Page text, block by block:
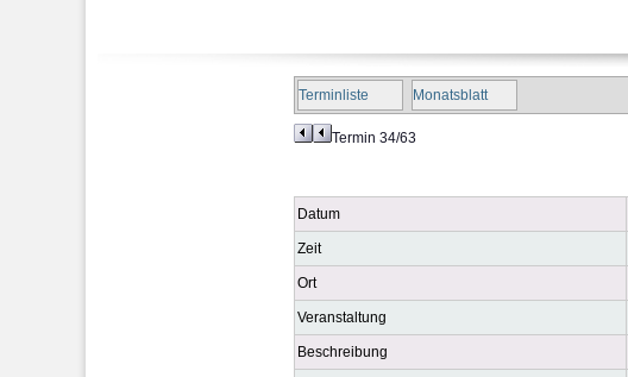
Terminliste Monatsblatt
Termin 34/63
Datum
Zeit
Ort
Veranstaltung
Beschreibung